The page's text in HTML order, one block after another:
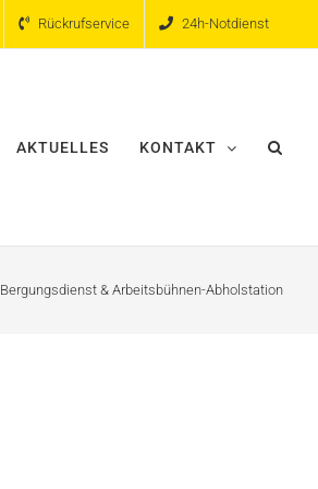
Rückrufservice 24h-Notdienst
AKTUELLES KONTAKT
Bergungsdienst & Arbeitsbühnen-Abholstation